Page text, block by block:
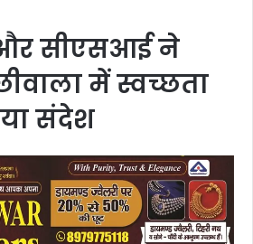
सीएसआई ने
में स्वच्छता
संदेश